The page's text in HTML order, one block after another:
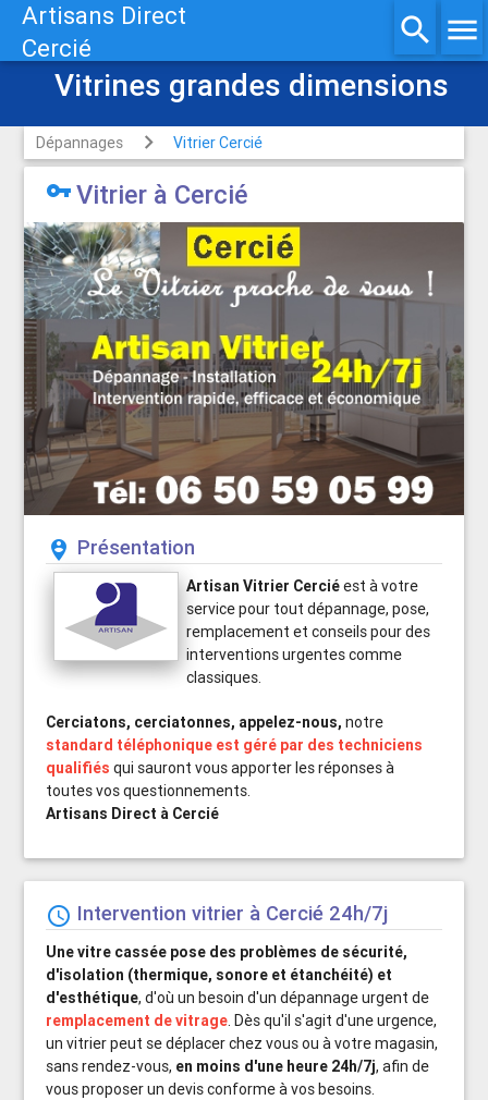
Artisans Direct
Cercié
search menu
Vitrines grandes dimensions
Dépannages Vitrier Cercié
 Vitrier à Cercié
person_pin_circle Présentation
Artisan Vitrier Cerciéest à votre
service pour tout dépannage, pose,
remplacement et conseils pour des
interventions urgentes comme
classiques.
Cerciatons, cerciatonnes, appelez-nous, notre
standard téléphonique est géré par des techniciens
qualifiés qui sauront vous apporter les réponses à
toutes vos questionnements.
Artisans Direct à Cercié
schedule Intervention vitrier à Cercié 24h/7j
Une vitre cassée pose des problèmes de sécurité,
d'isolation (thermique, sonore et étanchéité) et
d'esthétique, d'où un besoin d'un dépannage urgent de
remplacement de vitrage. Dès qu'il s'agit d'une urgence,
un vitrier peut se déplacer chez vous ou à votre magasin,
sans rendez-vous, en moins d'une heure 24h/7j, afin de
vous proposer un devis conforme à vos besoins.